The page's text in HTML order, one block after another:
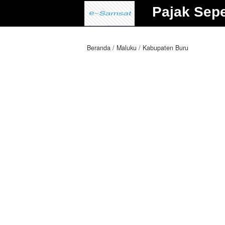
Pajak
Beranda Maluku Kabupaten Buru